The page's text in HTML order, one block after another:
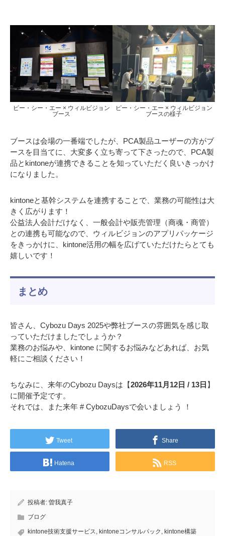
ピー・シー・エー × ウィルビジョン
ブース
ピー・シー・エー × ウィルビジョン
ブースの様子
ブースは会場の一番端でしたが、PCA製品ユーザーの方がブ
ースを目当てに、大変多く立ち寄って下さったので、PCA製
品とkintoneが連携できることを知っていただく良いきっかけ
になりました。
kintoneと基幹システムを連携することで、業務の可能性は大
きく広がります！
公益法人会計だけなく、一般会計や販売管理（商魂・商管）
との連携も可能なので、ウィルビジョンのアプリパッケージ
をきっかけに、kintone活用の幅を広げていただけたらとても
嬉しいです！
まとめ
皆さん、Cybozu Days 2025や弊社ブースの雰囲気を感じ取
っていただけましたでしょうか？
業務のお悩みや、kintone に関するお悩みなどあれば、お気
軽にご相談ください！
ちなみに、来年のCybozu Daysは【2026年11月12日 / 13日 】
に開催予定です。
それでは、また来年 # CybozuDaysで会いましょう ！
Tweet Share
Hatena RSS
投稿者: 曽我真子
ブログ
kintone技術支援サービス, kintoneコンサルパック , kintone構築